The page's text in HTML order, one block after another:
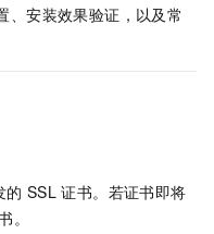
、安装效果验证，以及常
的 SSL 证书。若证书即将
。